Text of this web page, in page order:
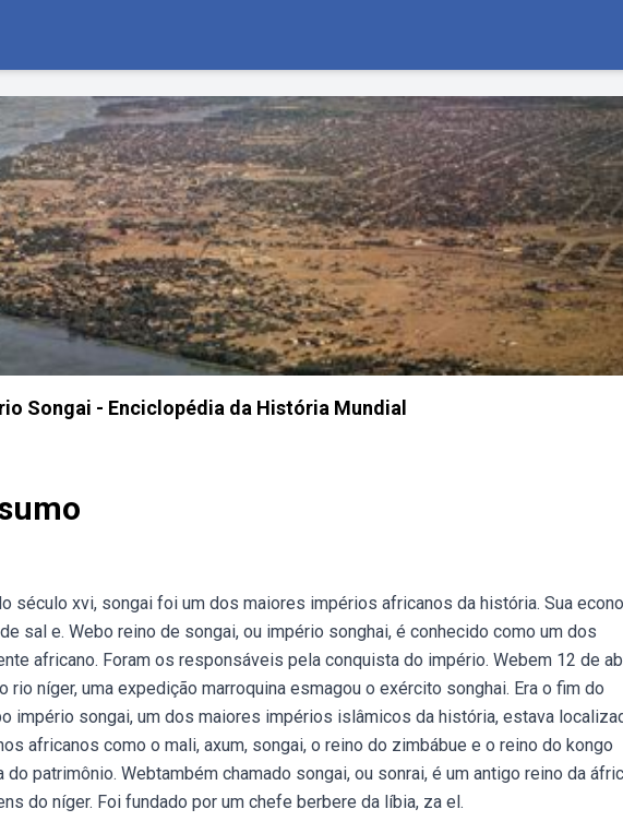
Songai - Enciclopédia da História Mundial
século xvi, songai foi um dos maiores impérios africanos da história. Sua
sal e. Webo reino de songai, ou império songhai, é conhecido como um dos
africano. Foram os responsáveis pela conquista do império. Webem 12 de
rio níger, uma expedição marroquina esmagou o exército songhai. Era o fim do
império songai, um dos maiores impérios islâmicos da história, estava
africanos como o mali, axum, songai, o reino do zimbábue e o reino do kongo
patrimônio. Webtambém chamado songai, ou sonrai, é um antigo reino da
do níger. Foi fundado por um chefe berbere da líbia, za el.